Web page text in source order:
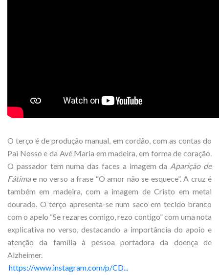
O terço é de produção manual, em cordão, com as contas do
Pai Nosso e da Avé Maria em madeira, em forma de coração.
O passador tem numa das faces a imagem da Aparição de
Fátimae no verso a frase “O amor não se esquece”. A cruz é
também em madeira, com a imagem de Cristo em metal
dourado. O terço apresenta-se num saco em tecido branco
com o apelo “Se rezares comigo, rezo contigo” com uma nota
explicativa no verso, destacando a importância do apoio e
atenção da família à pessoa portadora da doença de
Alzheimer.
https://www.instagram.com/p/CD...